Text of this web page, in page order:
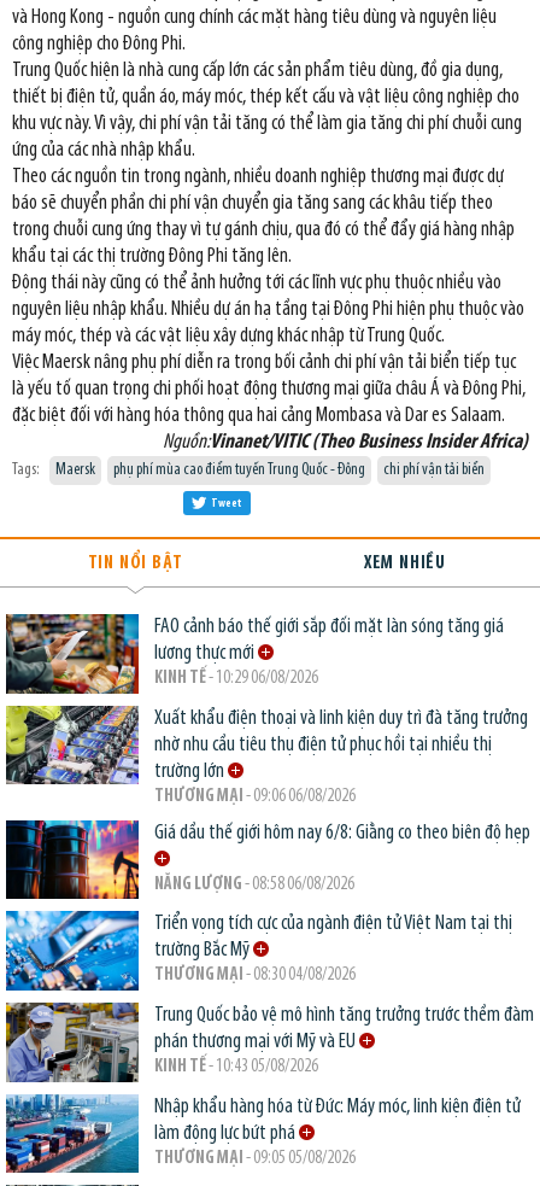
và Hong Kong - nguồn cung chính các mặt hàng tiêu dùng và nguyên liệu
công nghiệp cho Đông Phi.
Trung Quốc hiện là nhà cung cấp lớn các sản phẩm tiêu dùng, đồ gia dụng,
thiết bị điện tử, quần áo, máy móc, thép kết cấu và vật liệu công nghiệp cho
khu vực này. Vì vậy, chi phí vận tải tăng có thể làm gia tăng chi phí chuỗi cung
ứng của các nhà nhập khẩu.
Theo các nguồn tin trong ngành, nhiều doanh nghiệp thương mại được dự
báo sẽ chuyển phần chi phí vận chuyển gia tăng sang các khâu tiếp theo
trong chuỗi cung ứng thay vì tự gánh chịu, qua đó có thể đẩy giá hàng nhập
khẩu tại các thị trường Đông Phi tăng lên.
Động thái này cũng có thể ảnh hưởng tới các lĩnh vực phụ thuộc nhiều vào
nguyên liệu nhập khẩu. Nhiều dự án hạ tầng tại Đông Phi hiện phụ thuộc vào
máy móc, thép và các vật liệu xây dựng khác nhập từ Trung Quốc.
Việc Maersk nâng phụ phí diễn ra trong bối cảnh chi phí vận tải biển tiếp tục
là yếu tố quan trọng chi phối hoạt động thương mại giữa châu Á và Đông Phi,
đặc biệt đối với hàng hóa thông qua hai cảng Mombasa và Dar es Salaam.
Nguồn:Vinanet/VITIC (Theo Business Insider Africa)
Tags: Maersk phụ phí mùa cao điểm tuyến Trung Quốc - Đông chi phí vận tải biển
Tweet
TIN NỔI BẬT XEM NHIỀU
FAO cảnh báo thế giới sắp đối mặt làn sóng tăng giá
lương thực mới
KINH TẾ- 10:29 06/08/2026
Xuất khẩu điện thoại và linh kiện duy trì đà tăng trưởng
nhờ nhu cầu tiêu thụ điện tử phục hồi tại nhiều thị
trường lớn
THƯƠNG MẠI - 09:06 06/08/2026
Giá dầu thế giới hôm nay 6/8: Giằng co theo biên độ hẹp
NĂNG LƯỢNG - 08:58 06/08/2026
Triển vọng tích cực của ngành điện tử Việt Nam tại thị
trường Bắc Mỹ
THƯƠNG MẠI - 08:30 04/08/2026
Trung Quốc bảo vệ mô hình tăng trưởng trước thềm đàm
phán thương mại với Mỹ và EU
KINH TẾ- 10:43 05/08/2026
Nhập khẩu hàng hóa từ Đức: Máy móc, linh kiện điện tử
làm động lực bứt phá
THƯƠNG MẠI - 09:05 05/08/2026